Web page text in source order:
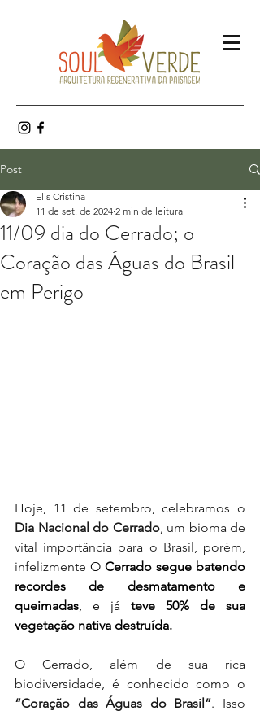
Post
11/09 dia do Cerrado; o
Coração das Águas do Brasil
em Perigo
Elis Cristina
11 de set. de 2024 2 min de leitura
Dia Nacional do Cerrado, um bioma de
vital importância para o Brasil, porém,
infelizmente O Cerrado segue batendo
recordes de desmatamento e
queimadas , e já teve 50% de sua
vegetação nativa destruída.
O Cerrado, além de sua rica
“Coração das Águas do Brasil”. Isso